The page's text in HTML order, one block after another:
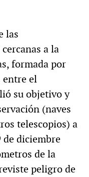
las
a la
formada por
entre el
su objetivo y
(naves
telescopios) a
de diciembre
de la
peligro de